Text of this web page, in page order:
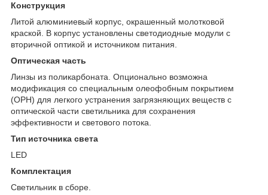
Конструкция
Литой алюминиевый корпус, окрашенный молотковой
краской. В корпус установлены светодиодные модули с
вторичной оптикой и источником питания.
Оптическая часть
Линзы из поликарбоната. Опционально возможна
модификация со специальным олеофобным покрытием
(OPH) для легкого устранения загрязняющих веществ с
оптической части светильника для сохранения
эффективности и светового потока.
Тип источника света
LED
Комплектация
Светильник в сборе.